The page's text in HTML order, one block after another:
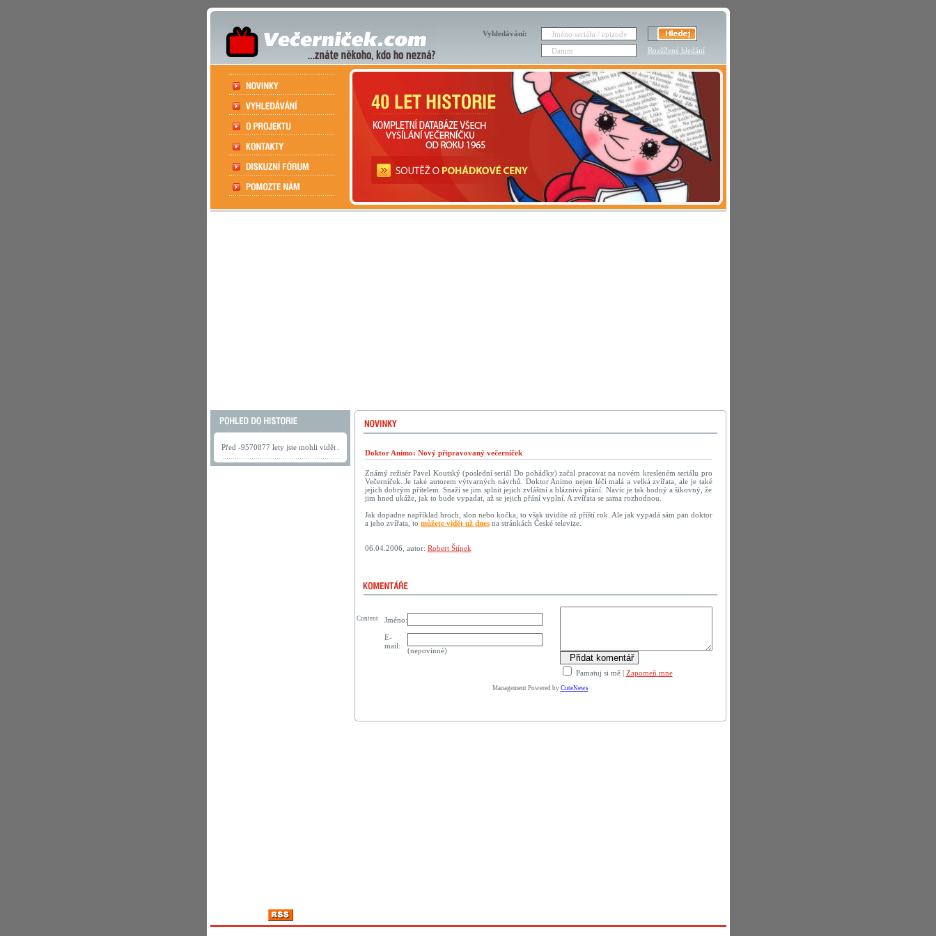
Vyhledávání:
Rozšířené hledání
Před -9570877 lety jste mohli vidět .
Doktor Animo: Nový připravovaný večerníček
Známý režisér Pavel Koutský (poslední seriál Do pohádky) začal pracovat na novém kresleném seriálu pro
Večerníček. Je také autorem výtvarných návrhů. Doktor Animo nejen léčí malá a velká zvířata, ale je také
jejich dobrým přítelem. Snaží se jim splnit jejich zvláštní a bláznivá přání. Navíc je tak hodný a šikovný, že
jim hned ukáže, jak to bude vypadat, až se jejich přání vyplní. A zvířata se sama rozhodnou.
Jak dopadne například hroch, slon nebo kočka, to však uvidíte až příští rok. Ale jak vypadá sám pan doktor
a jeho zvířata, to můžete vidět už dnesna stránkách České televize.
06.04.2006, autor: Robert Štípek
Jméno:
Pamatuj si mě| Zapomeň mne
E-
mail:
(nepovinné)
Content
Management Powered by CuteNews